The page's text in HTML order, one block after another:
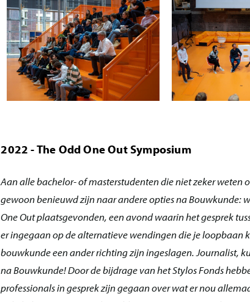
2022 - The Odd One Out Symposium
Aan alle bachelor- of masterstudenten die niet zeker
gewoon benieuwd zijn naar andere opties na Bouwkunde:
One Out plaatsgevonden, een avond waarin het gesprek
er ingegaan op de alternatieve wendingen die je loopbaan
bouwkunde een ander richting zijn ingeslagen. Journalist,
na Bouwkunde! Door de bijdrage van het Stylos Fonds
professionals in gesprek zijn gegaan over wat er nou